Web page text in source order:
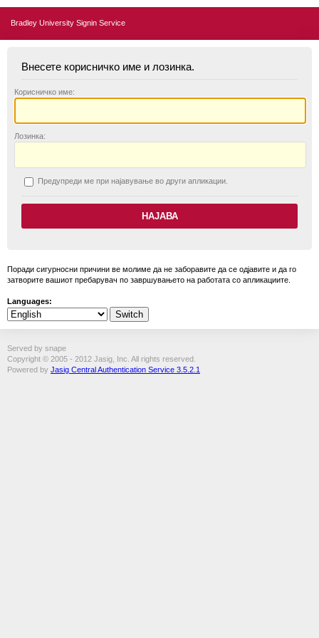
Bradley University Signin Service
Внесете корисничко име и лозинка.
Корисничко име:
Лозинка:
Предупреди ме при најавување во други апликации.
Поради сигурносни причини ве молиме да не заборавите да се одјавите и да го
затворите вашиот пребарувач по завршувањето на работата со апликациите.
Languages:
Served by snape
Copyright © 2005 - 2012 Jasig, Inc. All rights reserved.
Powered by Jasig Central Authentication Service 3.5.2.1